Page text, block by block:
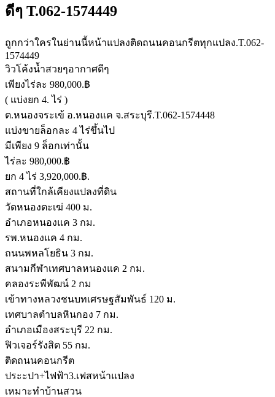
ดีๆ T.062-1574449
ถูกกว่าใครในย่านนี้หน้าแปลงติดถนนคอนกรีตทุกแปลง.T.062-
1574449
วิวโค้งน้ำสวยๆอากาศดีๆ
เพียงไร่ละ 980,000.฿
( แบ่งยก 4. ไร่ )
ต.หนองจระเข้ อ.หนองแค จ.สระบุรี.T.062-1574448
แบ่งขายล็อกละ 4 ไร่ขึ้นไป
มีเพียง 9 ล็อกเท่านั้น
ไร่ละ 980,000.฿
ยก 4 ไร่ 3,920,000.฿.
สถานที่ใกล้เคียงแปลงที่ดิน
วัดหนองตะเฆ่ 400 ม.
อำเภอหนองแค 3 กม.
รพ.หนองแค 4 กม.
ถนนพหลโยธิน 3 กม.
สนามกีฬาเทศบาลหนองแค 2 กม.
คลองระพีพัฒน์ 2 กม
เข้าทางหลวงชนบทเศรษฐสัมพันธ์ 120 ม.
เทศบาลตำบลหินกอง 7 กม.
อำเภอเมืองสระบุรี 22 กม.
ฟิวเจอร์รังสิต 55 กม.
ติดถนนคอนกรีต
ประะปา+ไฟฟ้า3.เฟสหน้าแปลง
เหมาะทำบ้านสวน